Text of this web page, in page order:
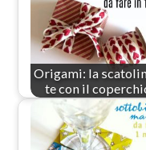
Origami: la
te con il